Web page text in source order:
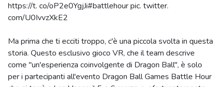
https://t. co/oP2e0YgjJi#battlehour pic. twitter.
com/U0IvvzXkE2
Ma prima che ti ecciti troppo, c'è una piccola svolta in questa
storia. Questo esclusivo gioco VR, che il team descrive
come "un'esperienza coinvolgente di Dragon Ball", è solo
per i partecipanti all'evento Dragon Ball Games Battle Hour